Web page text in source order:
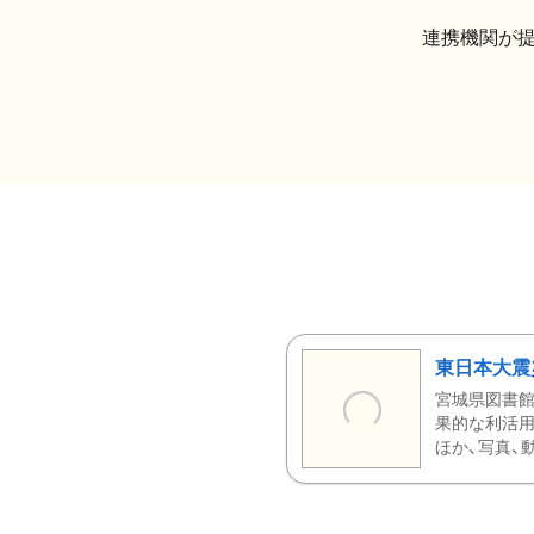
連携機関が
東日本大
宮城県図書
果的な利活
ほか、写真、